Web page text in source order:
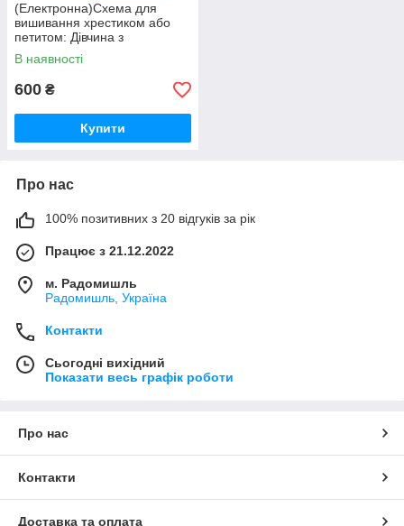
(Електронна)Схема для
вишивання хрестиком або
петитом: Дівчина з
ромашками
В наявності
600 ₴
Купити
Про нас
100% позитивних з 20 відгуків за рік
Працює з 21.12.2022
м. Радомишль
Радомишль, Україна
Контакти
Сьогодні вихідний
Показати весь графік роботи
Про нас
Контакти
Доставка та оплата